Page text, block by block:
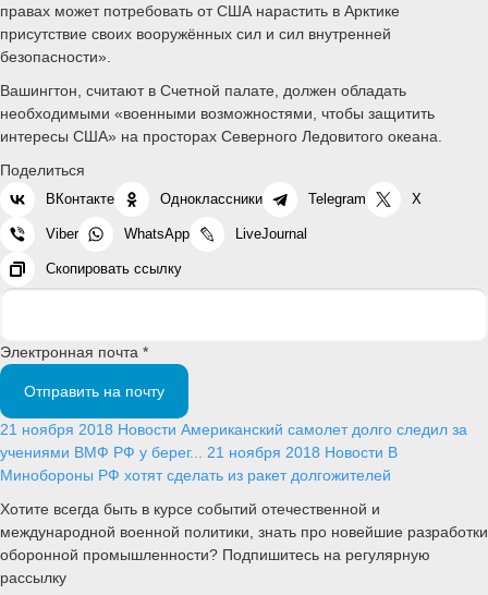
правах может потребовать от США нарастить в Арктике
присутствие своих вооружённых сил и сил внутренней
безопасности».
Вашингтон, считают в Счетной палате, должен обладать
необходимыми «военными возможностями, чтобы защитить
интересы США» на просторах Северного Ледовитого океана.
Поделиться
ВКонтакте Одноклассники Telegram X
Viber WhatsApp LiveJournal
Скопировать ссылку
Электронная почта *
Отправить на почту
21 ноября 2018 Новости Американский самолет долго следил за
учениями ВМФ РФ у берег... 21 ноября 2018 Новости В
Минобороны РФ хотят сделать из ракет долгожителей
Хотите всегда быть в курсе событий отечественной и
международной военной политики, знать про новейшие разработки
оборонной промышленности? Подпишитесь на регулярную
рассылку